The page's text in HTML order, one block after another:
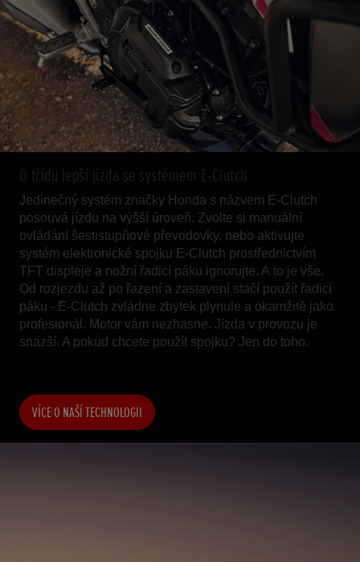
O třídu lepší jízda se systémem E-Clutch
Jedinečný systém značky Honda s názvem E-Clutch
posouvá jízdu na vyšší úroveň. Zvolte si manuální
ovládání šestistupňové převodovky, nebo aktivujte
systém elektronické spojku E-Clutch prostřednictvím
TFT displeje a nožní řadicí páku ignorujte. A to je vše.
Od rozjezdu až po řazení a zastavení stačí použít řadicí
páku - E-Clutch zvládne zbytek plynule a okamžitě jako
profesionál. Motor vám nezhasne. Jízda v provozu je
snazší. A pokud chcete použít spojku? Jen do toho.
VÍCE O NAŠÍ TECHNOLOGII